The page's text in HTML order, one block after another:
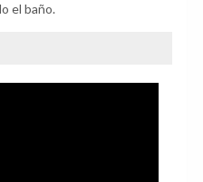
el baño.